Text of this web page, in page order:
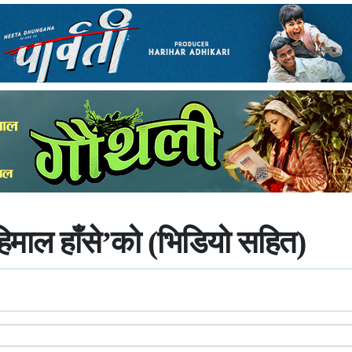
हाँसे’को (भिडियो सहित)